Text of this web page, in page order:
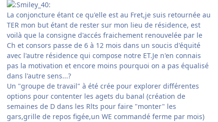
La conjoncture étant ce qu'elle est au Fret,je suis retournée au
TER mon but étant de rester sur mon lieu de résidence, est
voilà que la consigne d'accés fraichement renouvelée par le
Ch et consors passe de 6 à 12 mois dans un soucis d'équité
avec l'autre résidence qui compose notre ET.Je n'en connais
pas la motivation et encore moins pourquoi on a pas équalisé
dans l'autre sens...?
Un "groupe de travail" à été crée pour explorer différentes
options pour contenter les agets du banal (création de
semaines de D dans les Rlts pour faire "monter" les
gars,grille de repos figée,un WE commandé ferme par mois)